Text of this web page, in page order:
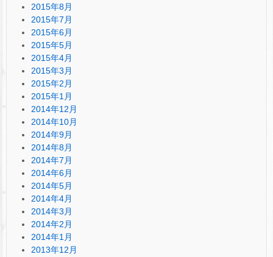
2015年8月
2015年7月
2015年6月
2015年5月
2015年4月
2015年3月
2015年2月
2015年1月
2014年12月
2014年10月
2014年9月
2014年8月
2014年7月
2014年6月
2014年5月
2014年4月
2014年3月
2014年2月
2014年1月
2013年12月